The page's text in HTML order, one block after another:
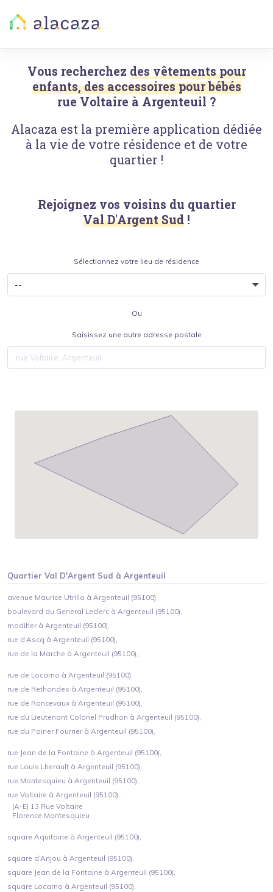
Vous recherchez des vêtements pour
enfants, des accessoires pour bébés
rue Voltaire à Argenteuil ?
Alacaza est la première application dédiée
à la vie de votre résidence et de votre
quartier !
Rejoignez vos voisins du quartier
Val D'Argent Sud !
Sélectionnez votre lieu de résidence
Ou
Saisissez une autre adresse postale
QuartierVal D'Argent Sud àArgenteuil
avenue Maurice Utrillo à Argenteuil (95100),
boulevard du General Leclerc à Argenteuil (95100),
modifier à Argenteuil (95100),
rue d’Ascq à Argenteuil (95100),
rue de la Marche à Argenteuil (95100),
rue de Locarno à Argenteuil (95100),
rue de Rethondes à Argenteuil (95100),
rue de Roncevaux à Argenteuil (95100),
rue du Lieutenant Colonel Prudhon à Argenteuil (95100),
rue du Poirier Fourrier à Argenteuil (95100),
rue Jean de la Fontaine à Argenteuil (95100),
rue Louis Lherault à Argenteuil (95100),
rue Montesquieu à Argenteuil (95100),
rue Voltaire à Argenteuil (95100),
(A-E) 13 Rue Voltaire
Florence Montesquieu
square Aquitaine à Argenteuil (95100),
square d’Anjou à Argenteuil (95100),
square Jean de la Fontaine à Argenteuil (95100),
square Locarno à Argenteuil (95100),